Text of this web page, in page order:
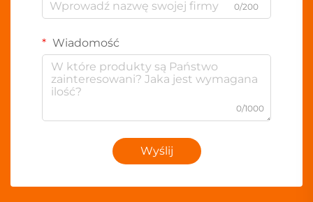
0/200
Wiadomość
0/1000
Wyślij